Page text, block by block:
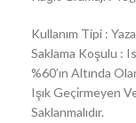
Kullanım Tipi :
Saklama Koşulu :
%60’ın Altında
Işık Geçi̇rmeyen
Saklanmalıdır.